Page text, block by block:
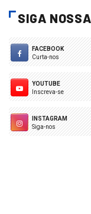
SIGA
FACEBOOK
Curta-nos
YOUTUBE
Inscreva-se
INSTAGRAM
Siga-nos